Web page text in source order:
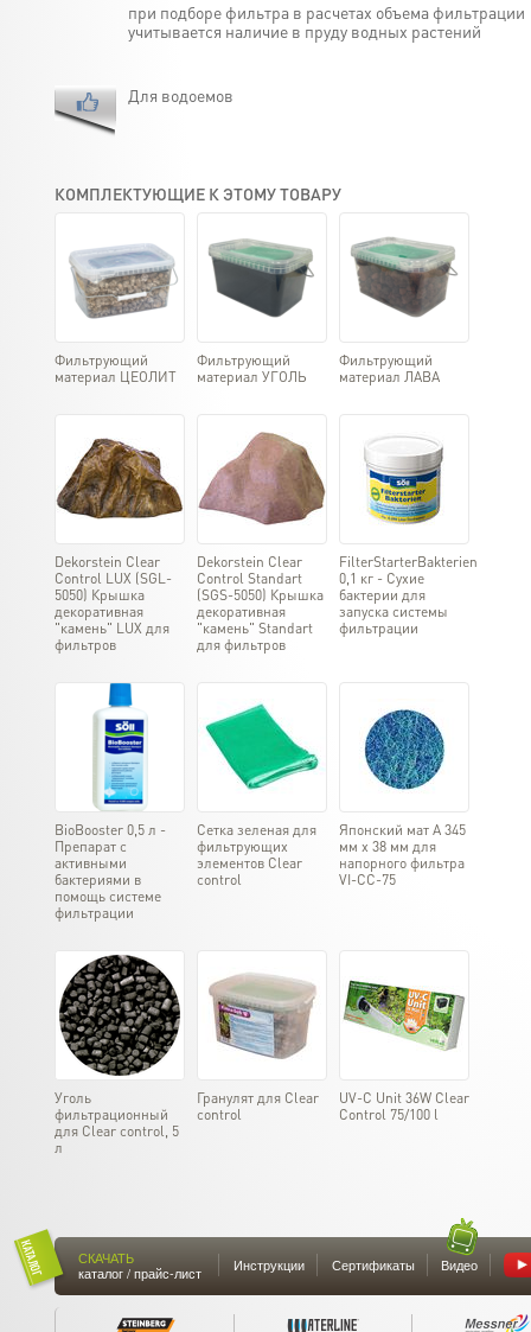
при подборе фильтра в расчетах объема фильтрации
учитывается наличие в пруду водных растений
Для водоемов
КОМПЛЕКТУЮЩИЕ К ЭТОМУ ТОВАРУ
Фильтрующий
материал ЦЕОЛИТ
Фильтрующий
материал УГОЛЬ
Фильтрующий
материал ЛАВА
Dekorstein Clear
Control LUX (SGL-
5050) Крышка
декоративная
"камень" LUX для
фильтров
Dekorstein Clear
Control Standart
(SGS-5050) Крышка
декоративная
"камень" Standart
для фильтров
FilterStarterBakterien
0,1 кг - Сухие
бактерии для
запуска системы
фильтрации
BioBooster 0,5 л -
Препарат с
активными
бактериями в
помощь системе
фильтрации
Сетка зеленая для
фильтрующих
элементов Clear
control
Японский мат A 345
мм х 38 мм для
напорного фильтра
VI-CC-75
Уголь
фильтрационный
для Clear control, 5
л
Гранулят для Clear
control
UV-C Unit 36W Clear
Control 75/100 l
СКАЧАТЬ
каталог / прайс-лист
Инструкции Сертификаты Видео